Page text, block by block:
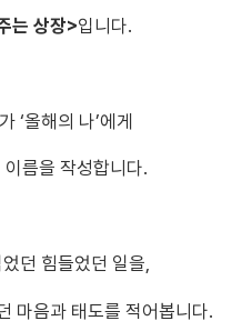
는 상장>입니다.
‘올해의 나’에게
름을 작성합니다.
던 힘들었던 일을,
마음과 태도를 적어봅니다.